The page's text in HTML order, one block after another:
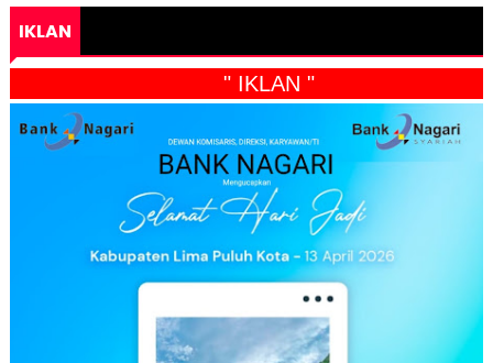
IKLAN
" IKLAN "